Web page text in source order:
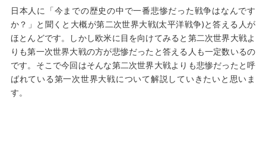
日本人に「今までの歴史の中で一番悲惨だった戦争はなんです
か？」と聞くと大概が第二次世界大戦(太平洋戦争)と答える人が
ほとんどです。しかし欧米に目を向けてみると第二次世界大戦よ
りも第一次世界大戦の方が悲惨だったと答える人も一定数いるの
です。そこで今回はそんな第二次世界大戦よりも悲惨だったと呼
ばれている第一次世界大戦について解説していきたいと思いま
す。